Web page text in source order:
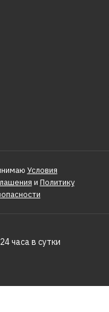
Условия
и Политику
часа в сутки